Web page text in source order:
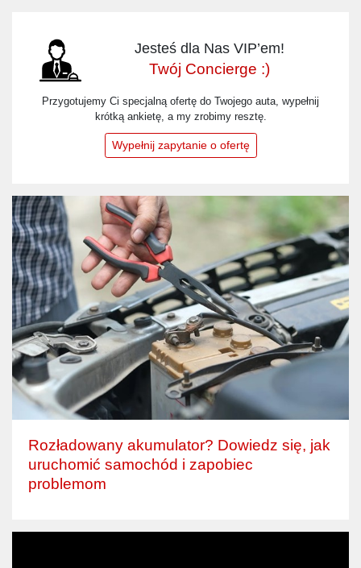
Jesteś dla Nas VIP’em!
Twój Concierge :)
Przygotujemy Ci specjalną ofertę do Twojego auta, wypełnij
krótką ankietę, a my zrobimy resztę.
Wypełnij zapytanie o ofertę
Rozładowany akumulator? Dowiedz się, jak
uruchomić samochód i zapobiec
problemom